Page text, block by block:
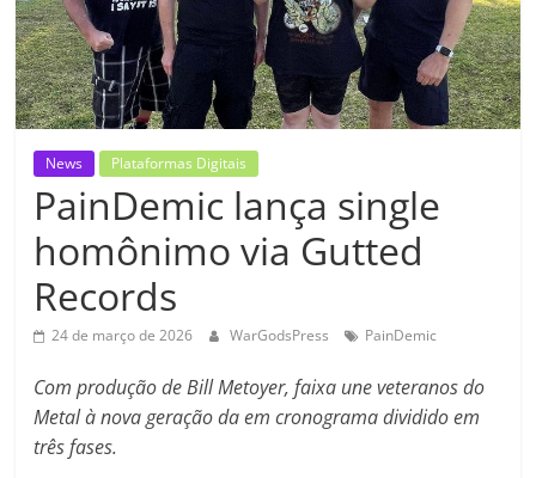
News Plataformas Digitais
PainDemic lança single
homônimo via Gutted
Records
24 de março de 2026 WarGodsPress PainDemic
Com produção de Bill Metoyer, faixa une veteranos do
Metal à nova geração da em cronograma dividido em
três fases.